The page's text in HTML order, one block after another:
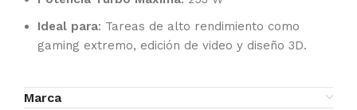
Ideal para: Tareas de alto rendimiento como
gaming extremo, edición de video y diseño 3D.
Marca